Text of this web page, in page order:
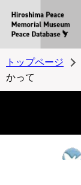
トップページ
かって